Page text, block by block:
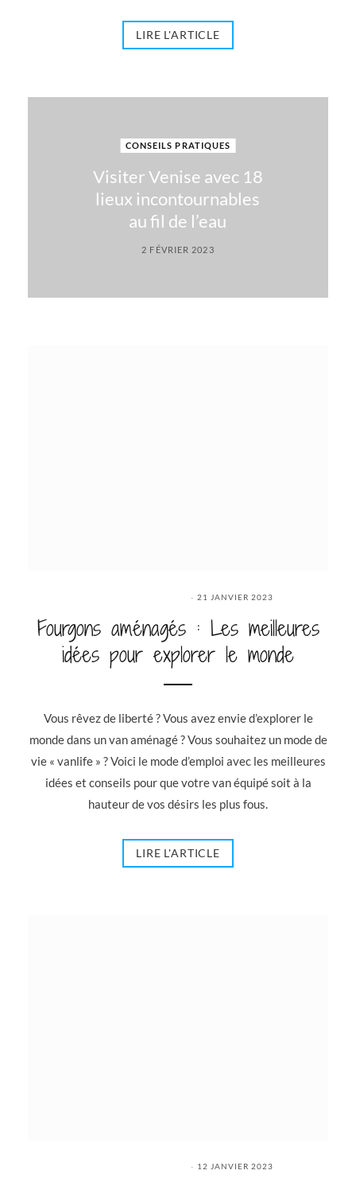
LIRE L'ARTICLE
CONSEILS PRATIQUES
Visiter Venise avec 18
lieux incontournables
au fil de l’eau
2 FÉVRIER 2023
21 JANVIER 2023
Fourgons aménagés : Les meilleures
idées pour explorer le monde
Vous rêvez de liberté ? Vous avez envie d’explorer le
monde dans un van aménagé ? Vous souhaitez un mode de
vie « vanlife » ? Voici le mode d’emploi avec les meilleures
idées et conseils pour que votre van équipé soit à la
hauteur de vos désirs les plus fous.
LIRE L'ARTICLE
12 JANVIER 2023